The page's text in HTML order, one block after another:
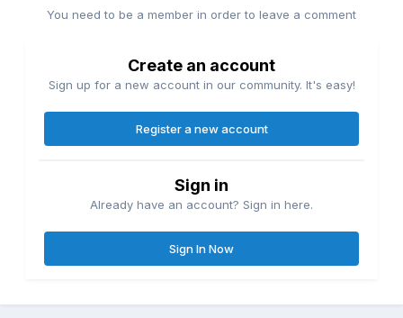
You need to be a member in order to leave a comment
Create an account
Sign up for a new account in our community. It's easy!
Register a new account
Sign in
Already have an account? Sign in here.
Sign In Now